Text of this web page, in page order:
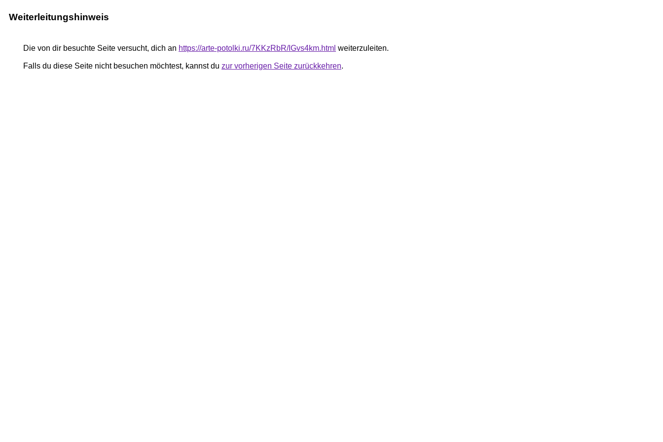
Weiterleitungshinweis
Die von dir besuchte Seite versucht, dich an https://arte-potolki.ru/7KKzRbR/IGvs4km.html weiterzuleiten.
Falls du diese Seite nicht besuchen möchtest, kannst du zur vorherigen Seite zurückkehren.